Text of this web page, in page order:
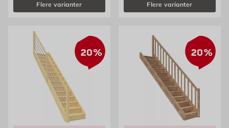
Flere varianter Flere varianter
20% 20%